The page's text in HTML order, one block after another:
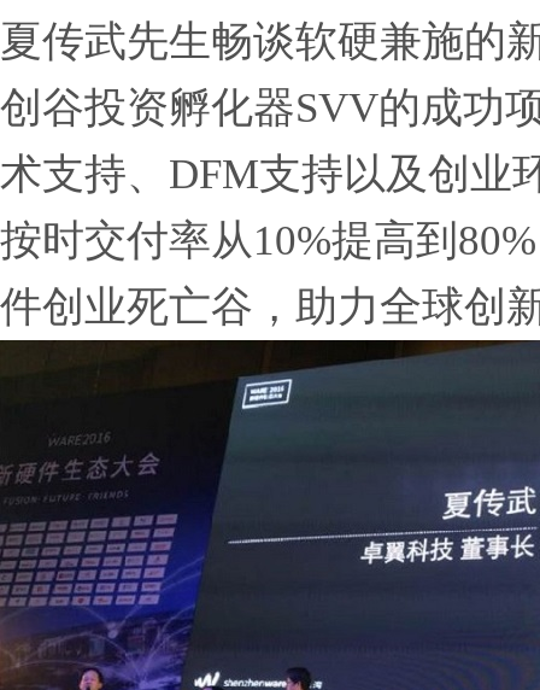
夏传武先生畅谈软硬兼施的
创谷投资孵化器SVV的成功
术支持、DFM支持以及创业
按时交付率从10%提高到
件创业死亡谷，助力全球创